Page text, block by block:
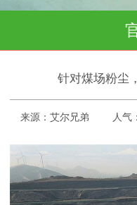
针对煤场粉尘
来源：艾尔兄弟 人气